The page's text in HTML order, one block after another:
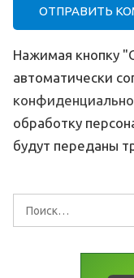
Нажимая кнопку
автоматически
обработку
будут переданы
Найти: